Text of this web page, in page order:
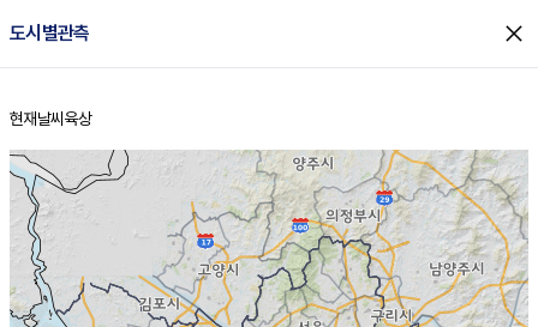
도시별관측 close
홈
현재날씨 육상